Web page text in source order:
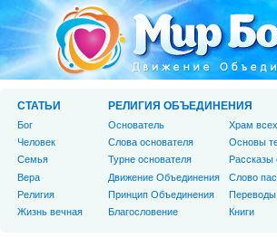
СТАТЬИ
Бог
Человек
Cемья
Вера
Религия
Жизнь вечная
РЕЛИГИЯ ОБЪЕДИНЕНИЯ
Основатель
Слова основателя
Турне основателя
Движение Объединения
Принцип Объединения
Благословение
Храм
Основы
Рассказы
Слово
Книги